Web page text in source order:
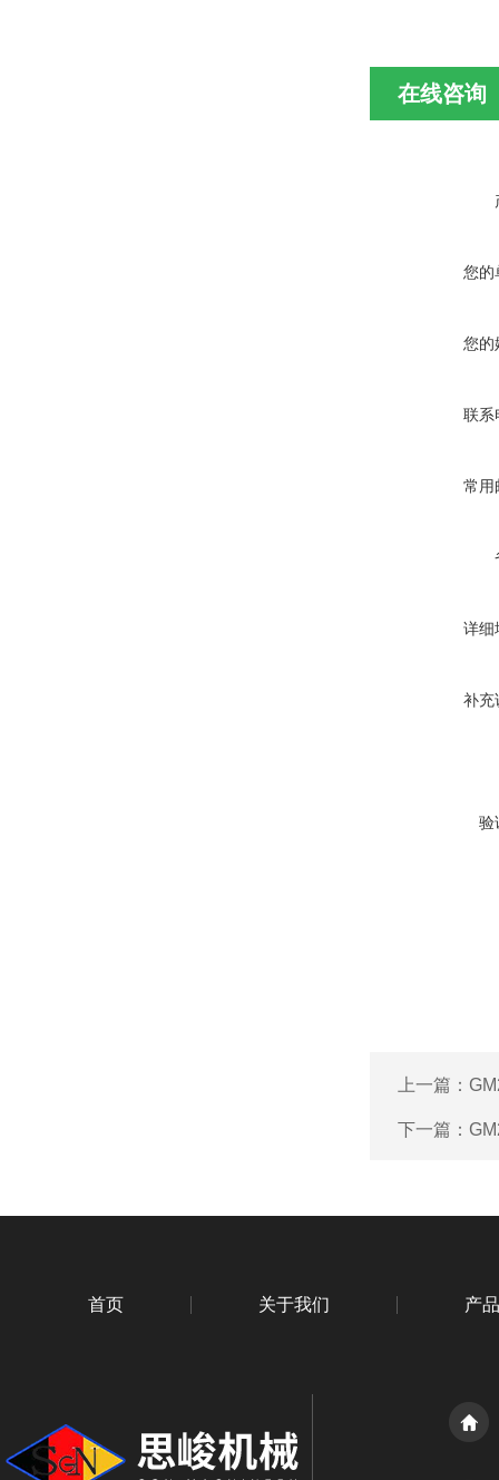
在线咨询
您的
您的
联系
常用
详细
补充
验
上一篇：
下一篇：
首页 关于我们 产